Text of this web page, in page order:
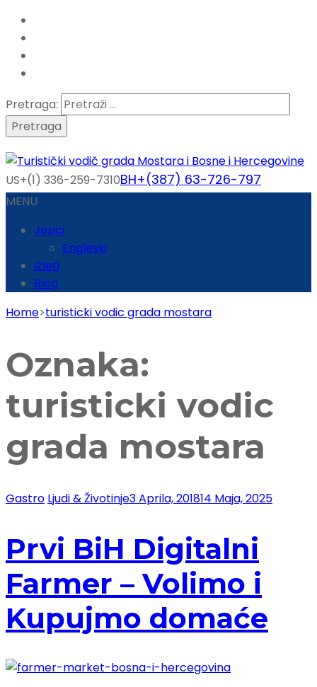
Pretraga:
US+(1) 336-259-7310BH+(387) 63-726-797
MENU
Jezici
Engleski
Izleti
Blog
Home>turisticki vodic grada mostara
Oznaka:
turisticki vodic
grada mostara
Gastro Ljudi & Životinje3 Aprila, 201814 Maja, 2025
Prvi BiH Digitalni
Farmer – Volimo i
Kupujmo domaće